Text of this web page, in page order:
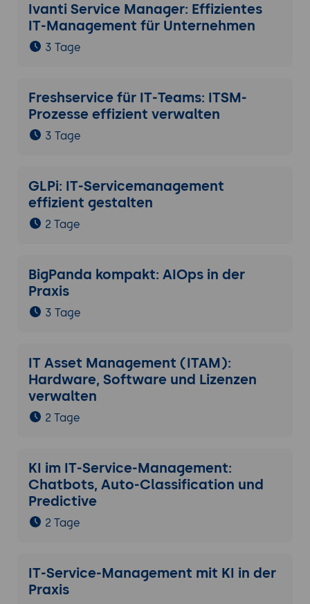
Ivanti Service Manager: Effizientes
IT-Management für Unternehmen
3 Tage
Freshservice für IT-Teams: ITSM-
Prozesse effizient verwalten
3 Tage
GLPi: IT-Servicemanagement
effizient gestalten
2 Tage
BigPanda kompakt: AIOps in der
Praxis
3 Tage
IT Asset Management (ITAM):
Hardware, Software und Lizenzen
verwalten
2 Tage
KI im IT-Service-Management:
Chatbots, Auto-Classification und
Predictive
2 Tage
IT-Service-Management mit KI in der
Praxis